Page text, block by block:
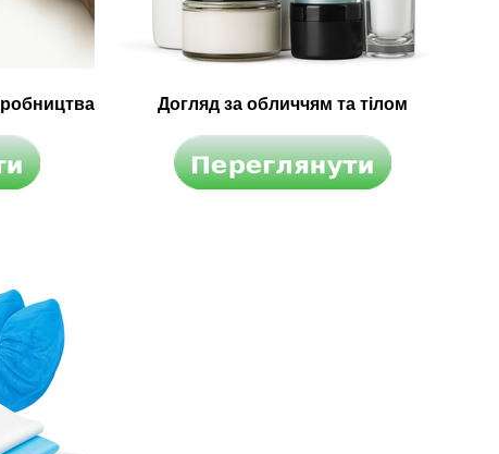
Догляд за обличчям та тілом